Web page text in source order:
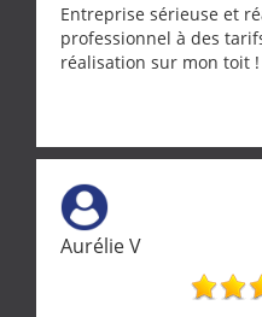
Entreprise sérieuse et
professionnel à des
réalisation sur mon toit !
Aurélie V